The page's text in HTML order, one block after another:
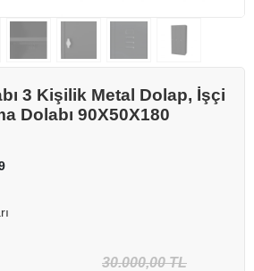
3 Kişilik Metal Dolap, İşçi
Dolabı 90X50X180
30.000,00 TL